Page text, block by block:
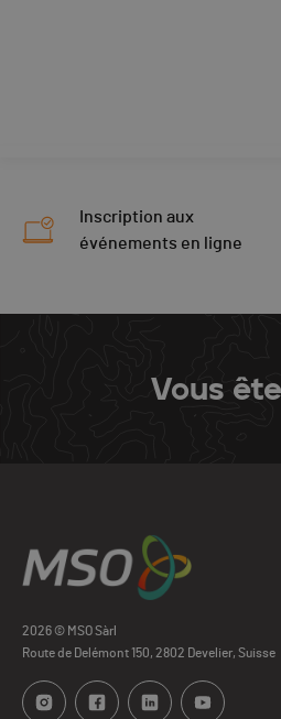
Inscription aux
événements en ligne
Vous
2026 © MSO Sàrl
Route de Delémont 150, 2802 Develier, Suisse